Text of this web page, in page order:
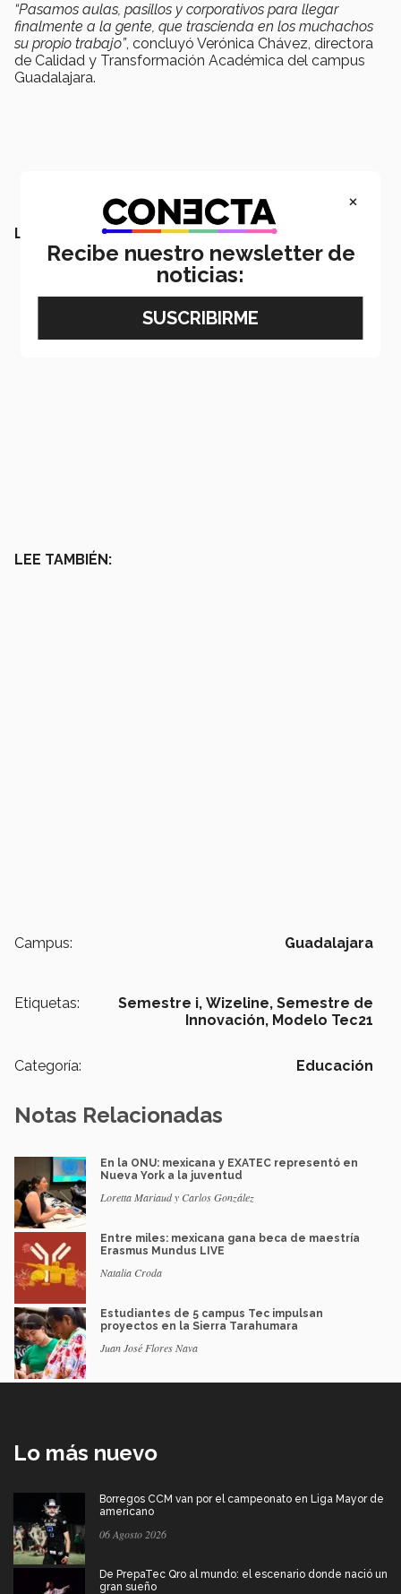
“Pasamos aulas, pasillos y corporativos para llegar
finalmente a la gente, que trascienda en los muchachos
su propio trabajo”, concluyó Verónica Chávez, directora
de Calidad y Transformación Académica del campus
Guadalajara.
LEE TAMBIÉN:
LEE TAMBIÉN:
Campus: Guadalajara
Etiquetas: Semestre i, Wizeline, Semestre de
Innovación, Modelo Tec21
Categoría: Educación
Notas Relacionadas
En la ONU: mexicana y EXATEC representó en
Nueva York a la juventud
Loretta Mariaud y Carlos González
Entre miles: mexicana gana beca de maestría
Erasmus Mundus LIVE
Natalia Croda
Estudiantes de 5 campus Tec impulsan
proyectos en la Sierra Tarahumara
Juan José Flores Nava
Lo más nuevo
Borregos CCM van por el campeonato en Liga Mayor de
americano
06 Agosto 2026
De PrepaTec Qro al mundo: el escenario donde nació un
gran sueño
×
Recibe nuestro newsletter de
noticias: